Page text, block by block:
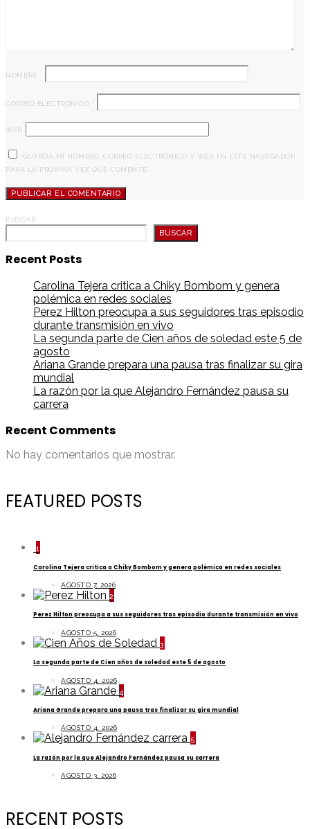
NOMBRE *
CORREO ELECTRÓNICO *
WEB
GUARDA MI NOMBRE, CORREO ELECTRÓNICO Y WEB EN ESTE NAVEGADOR
PARA LA PRÓXIMA VEZ QUE COMENTE.
BUSCAR
BUSCAR
Recent Posts
Carolina Tejera critica a Chiky Bombom y genera
polémica en redes sociales
Perez Hilton preocupa a sus seguidores tras episodio
durante transmisión en vivo
La segunda parte de Cien años de soledad este 5 de
agosto
Ariana Grande prepara una pausa tras finalizar su gira
mundial
La razón por la que Alejandro Fernández pausa su
carrera
Recent Comments
No hay comentarios que mostrar.
FEATURED POSTS
1
Carolina Tejera critica a Chiky Bombom y genera polémica en redes sociales
AGOSTO 7, 2026
2
Perez Hilton preocupa a sus seguidores tras episodio durante transmisión en vivo
AGOSTO 5, 2026
3
La segunda parte de Cien años de soledad este 5 de agosto
AGOSTO 4, 2026
4
Ariana Grande prepara una pausa tras finalizar su gira mundial
AGOSTO 4, 2026
5
La razón por la que Alejandro Fernández pausa su carrera
AGOSTO 3, 2026
RECENT POSTS